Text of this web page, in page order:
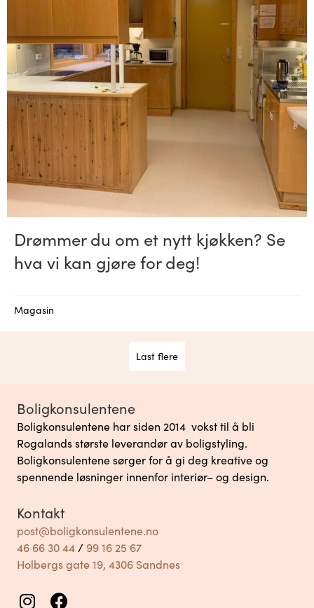
Drømmer du om et nytt kjøkken? Se
hva vi kan gjøre for deg!
Magasin
Last flere
Boligkonsulentene
Boligkonsulentene har siden 2014 vokst til å bli
Rogalands største leverandør av boligstyling.
Boligkonsulentene sørger for å gi deg kreative og
spennende løsninger innenfor interiør– og design.
Kontakt
post@boligkonsulentene.no
46 66 30 44 / 99 16 25 67
Holbergs gate 19, 4306 Sandnes